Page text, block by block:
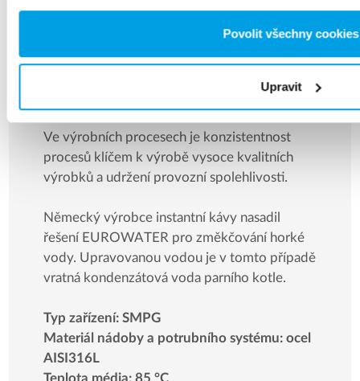
Povolit všechny cookies
Upravit
Ve výrobních procesech je konzistentnost
procesů klíčem k výrobě vysoce kvalitních
výrobků a udržení provozní spolehlivosti.
Německý výrobce instantní kávy nasadil
řešení EUROWATER pro změkčování horké
vody. Upravovanou vodou je v tomto případě
vratná kondenzátová voda parního kotle.
Typ zařízení: SMPG
Materiál nádoby a potrubního systému: ocel
AISI316L
Teplota média: 85 °C